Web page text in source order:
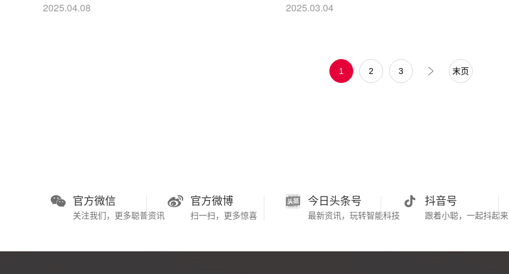
2025.04.08 2025.03.04
1 2 3 末页
官方微信
关注我们，更多聪普资讯
官方微博
扫一扫，更多惊喜
今日头条号
最新资讯，玩转智能科技
抖音号
跟着小聪，一起抖起来